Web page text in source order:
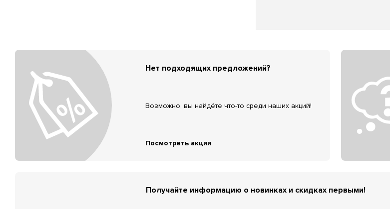
Нет подходящих предложений?
Возможно, вы найдёте что-то среди наших акций!
Посмотреть акции
Получайте информацию о новинках и скидках первыми!